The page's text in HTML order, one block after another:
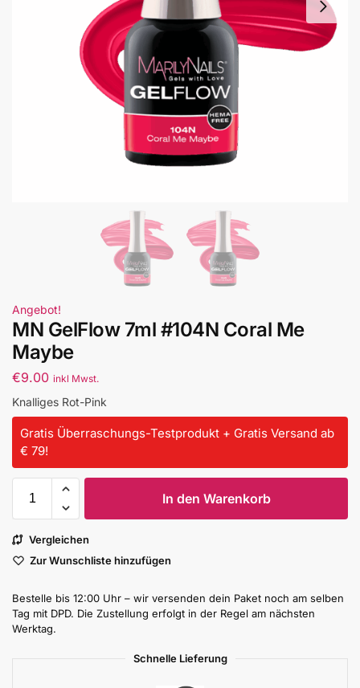
Angebot!
MN GelFlow 7ml #104N Coral Me
Maybe
€9.00 inkl Mwst.
Knalliges Rot-Pink
Gratis Überraschungs-Testprodukt + Gratis Versand ab
€ 79!
In den Warenkorb
Vergleichen
Zur Wunschliste hinzufügen
Bestelle bis 12:00 Uhr – wir versenden dein Paket noch am selben
Tag mit DPD. Die Zustellung erfolgt in der Regel am nächsten
Werktag.
Schnelle Lieferung